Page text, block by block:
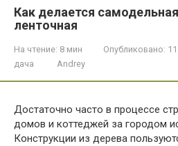
Как делается
ленточная
На чтение: 8 мин Опубликовано:
дача
Andrey
Достаточно часто в процессе
домов и коттеджей за городом
Конструкции из дерева